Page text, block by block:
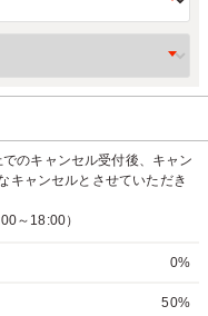
のキャンセル受付後、キャン
キャンセルとさせていただき
～18:00）
0%
50%